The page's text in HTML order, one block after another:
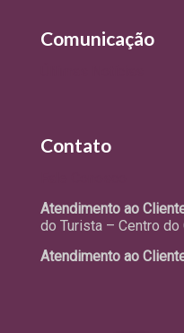
Comunicação
Contato
Atendimento ao
do Turista – Centro do
Atendimento ao